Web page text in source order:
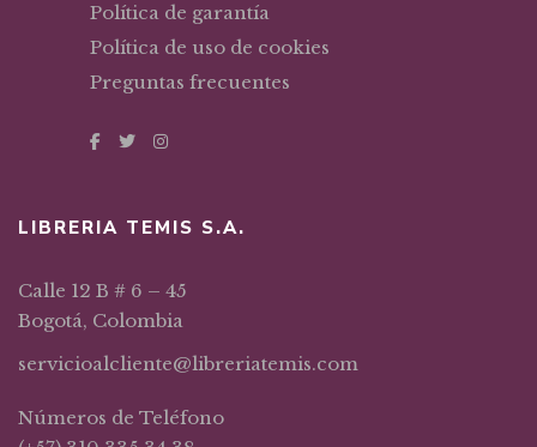
Política de garantía
Política de uso de cookies
Preguntas frecuentes
LIBRERIA TEMIS S.A.
Calle 12 B # 6 – 45
Bogotá, Colombia
servicioalcliente@libreriatemis.com
Números de Teléfono